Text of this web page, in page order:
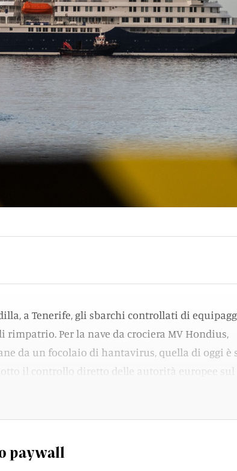
a Tenerife, gli sbarchi controllati di
rimpatrio. Per la nave da crociera MV Hondius,
da un focolaio di hantavirus, quella di oggi è
il controllo diretto delle autorità europee sul
paywall